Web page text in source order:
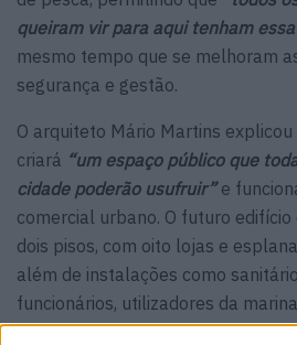
queiram vir para aqui tenham
mesmo tempo que se melhoram
segurança e gestão.
O arquiteto Mário Martins
criará “um espaço público que
cidade poderão usufruir”e
comercial urbano. O futuro
dois pisos, com oito lojas e
além de instalações como
funcionários, utilizadores da
superior incluirá uma área